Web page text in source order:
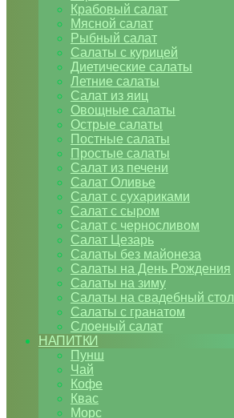
Крабовый салат
Мясной салат
Рыбный салат
Салаты с курицей
Диетические салаты
Летние салаты
Салат из яиц
Овощные салаты
Острые салаты
Постные салаты
Простые салаты
Салат из печени
Салат Оливье
Салат с сухариками
Салат с сыром
Салат с черносливом
Салат Цезарь
Салаты без майонеза
Салаты на День Рождения
Салаты на зиму
Салаты на свадебный стол
Салаты с гранатом
Слоеный салат
НАПИТКИ
Пунш
Чай
Кофе
Квас
Морс